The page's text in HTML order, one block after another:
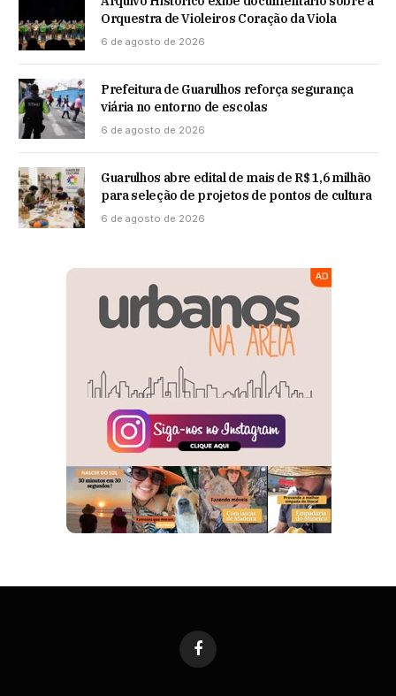
Orquestra de Violeiros Coração da Viola
6 de agosto de 2026
Prefeitura de Guarulhos reforça segurança
viária no entorno de escolas
6 de agosto de 2026
Guarulhos abre edital de mais de R$ 1,6 milhão
para seleção de projetos de pontos de cultura
6 de agosto de 2026
Facebook